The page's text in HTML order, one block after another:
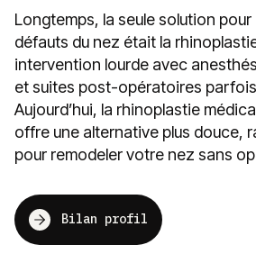
Longtemps, la seule solution
défauts du nez était la
intervention lourde avec
et suites post-opératoires
Aujourd’hui, la rhinoplastie
offre une alternative plus douce,
pour remodeler votre nez sans
Bilan profil